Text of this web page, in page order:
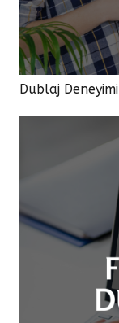
Dublaj Deneyimi